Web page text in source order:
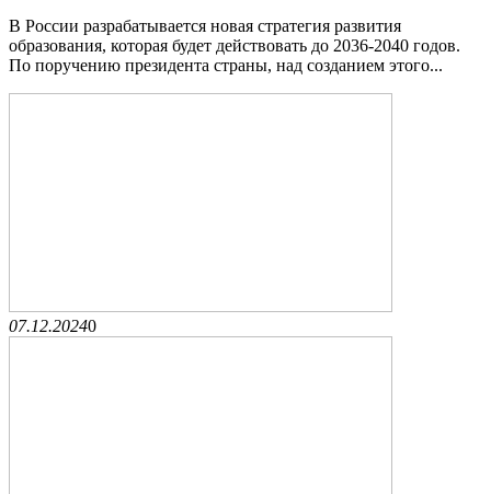
В России разрабатывается новая стратегия развития
образования, которая будет действовать до 2036-2040 годов.
По поручению президента страны, над созданием этого...
07.12.20240